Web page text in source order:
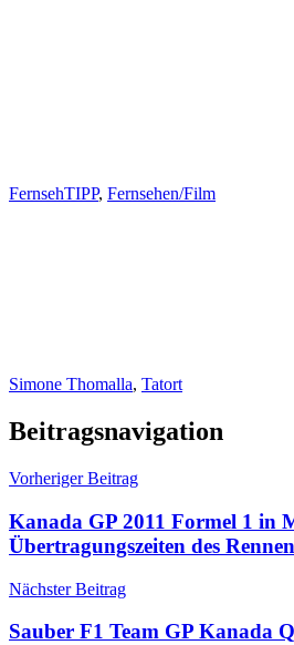
FernsehTIPP, Fernsehen/Film
Simone Thomalla, Tatort
Beitragsnavigation
Vorheriger Beitrag
Kanada GP 2011 Formel 1 in
Übertragungszeiten des
Nächster Beitrag
Sauber F1 Team GP Kanada